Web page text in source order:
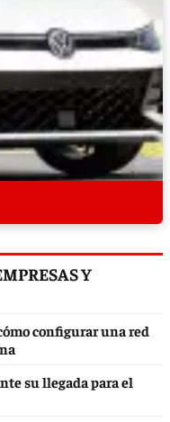
Y
configurar una red
su llegada para el